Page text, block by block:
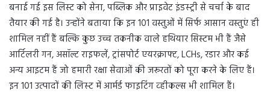
बनाई गई इस लिस्ट को सेना, पब्लिक और प्राइवेट इंडस्‍ट्री से चर्चा के बाद
तैयार की गई है। उन्होंने बताया कि इन 101 वस्तुओं में सिर्फ आसान वस्तुएं ही
शामिल नहीं हैं बल्कि कुछ उच्च तकनीक वाले हथियार सिस्टम भी हैं जैसे
आर्टिलरी गन, असॉल्ट राइफलें, ट्रांसपोर्ट एयरक्राफ्ट, LCHs, रडार और कई
अन्य आइटम हैं जो हमारी रक्षा सेवाओं की जरूरतों को पूरा करने के लिए हैं।
इन 101 उत्पादों की लिस्‍ट में आर्मर्ड फाइटिंग व्‍हीकल्‍स भी शामिल हैं।